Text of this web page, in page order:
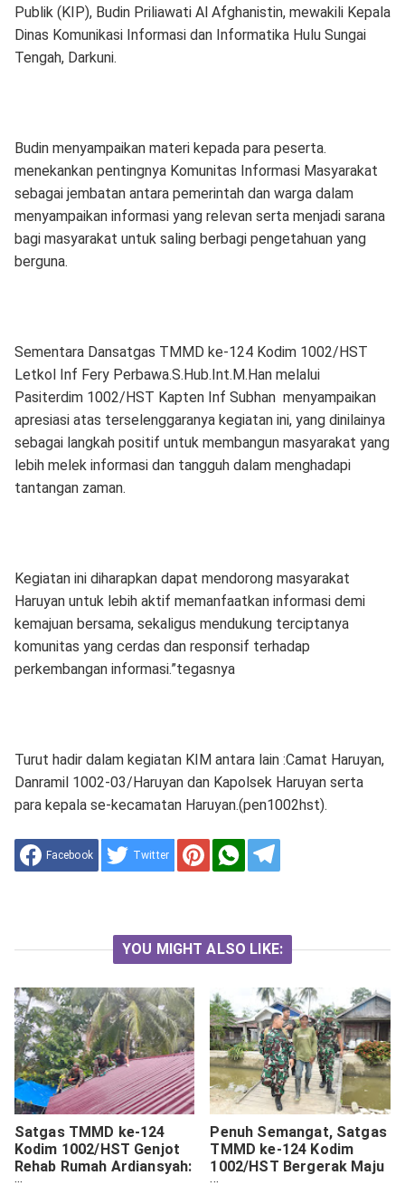
Publik (KIP), Budin Priliawati Al Afghanistin, mewakili Kepala
Dinas Komunikasi Informasi dan Informatika Hulu Sungai
Tengah, Darkuni.
Budin menyampaikan materi kepada para peserta.
menekankan pentingnya Komunitas Informasi Masyarakat
sebagai jembatan antara pemerintah dan warga dalam
menyampaikan informasi yang relevan serta menjadi sarana
bagi masyarakat untuk saling berbagi pengetahuan yang
berguna.
Sementara Dansatgas TMMD ke-124 Kodim 1002/HST
Letkol Inf Fery Perbawa.S.Hub.Int.M.Han melalui
Pasiterdim 1002/HST Kapten Inf Subhan menyampaikan
apresiasi atas terselenggaranya kegiatan ini, yang dinilainya
sebagai langkah positif untuk membangun masyarakat yang
lebih melek informasi dan tangguh dalam menghadapi
tantangan zaman.
Kegiatan ini diharapkan dapat mendorong masyarakat
Haruyan untuk lebih aktif memanfaatkan informasi demi
kemajuan bersama, sekaligus mendukung terciptanya
komunitas yang cerdas dan responsif terhadap
perkembangan informasi.”tegasnya
Turut hadir dalam kegiatan KIM antara lain :Camat Haruyan,
Danramil 1002-03/Haruyan dan Kapolsek Haruyan serta
para kepala se-kecamatan Haruyan.(pen1002hst).
Facebook Twitter
YOU MIGHT ALSO LIKE:
Satgas TMMD ke-124
Kodim 1002/HST Genjot
Rehab Rumah Ardiansyah:
Penuh Semangat, Satgas
TMMD ke-124 Kodim
1002/HST Bergerak Maju